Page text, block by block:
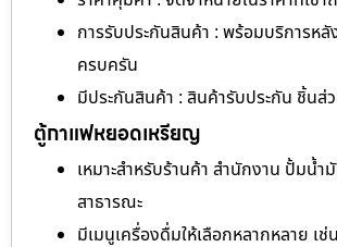
การรับประกันสินค้า : พร้อมบริการหลั
ครบครัน
มีประกันสินค้า : สินค้ารับประกัน ชิ้นส่
ตู้กาแฟหยอดเหรียญ
เหมาะสำหรับร้านค้า สำนักงาน ปั้มน้ำ
สาธารณะ
มีเมนูเครื่องดื่มให้เลือกหลากหลาย เช่